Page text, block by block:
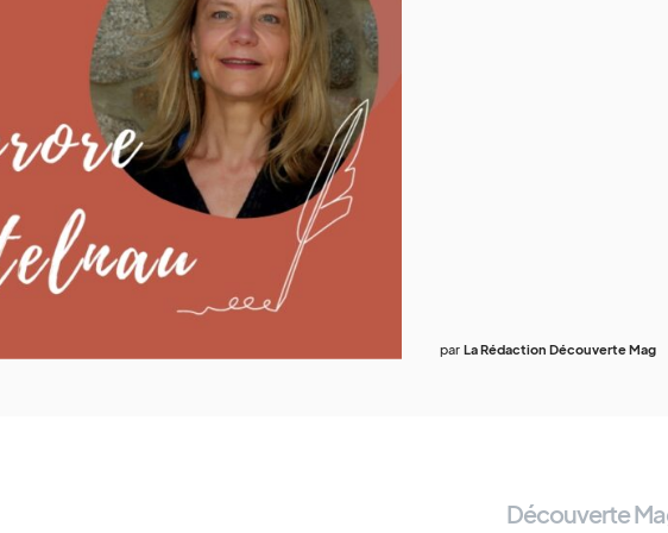
par La Rédaction Découverte Mag
Découverte